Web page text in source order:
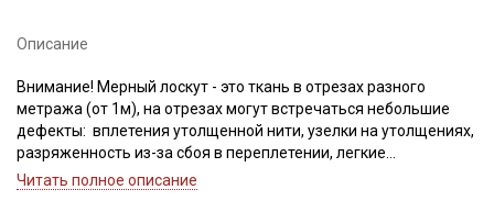
Описание
Внимание! Мерный лоскут - это ткань в отрезах разного
метража (от 1м), на отрезах могут встречаться небольшие
дефекты: вплетения утолщенной нити, узелки на утолщениях,
разряженность из-за сбоя в переплетении, легкие
загрязнения вдоль кромки и на расстоянии до 5см от кромки,
Читать полное описание